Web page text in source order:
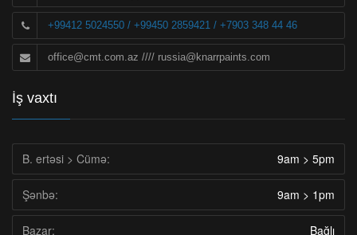
+99412 5024550 / +99450 2859421 / +7903 348 44 46
office@cmt.com.az //// russia@knarrpaints.com
İş vaxtı
B. ertəsi > Cümə: 9am > 5pm
Şənbə: 9am > 1pm
Bazar: Bağlı